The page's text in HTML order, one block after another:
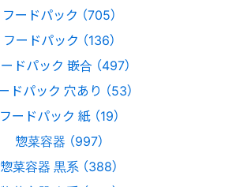
フードパック （705）
フードパック （136）
ドパック 嵌合 （497）
ドパック 穴あり （53）
フードパック 紙 （19）
惣菜容器 （997）
惣菜容器 黒系 （388）